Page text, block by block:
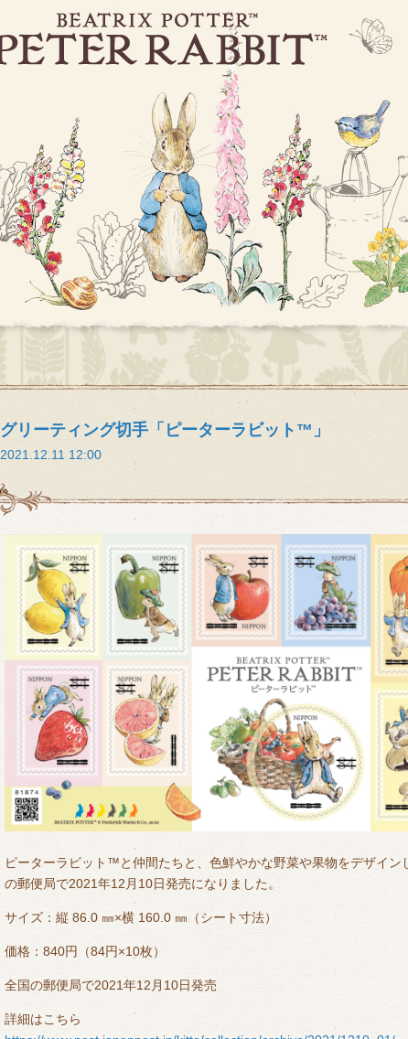
グリーティング切手「ピーターラビット™」
2021.12.11 12:00
ピーターラビット™と仲間たちと、色鮮やかな野菜や果物をデザイン
の郵便局で2021年12月10日発売になりました。
サイズ：縦 86.0 ㎜×横 160.0 ㎜（シート寸法）
価格：840円（84円×10枚）
全国の郵便局で2021年12月10日発売
詳細はこちら